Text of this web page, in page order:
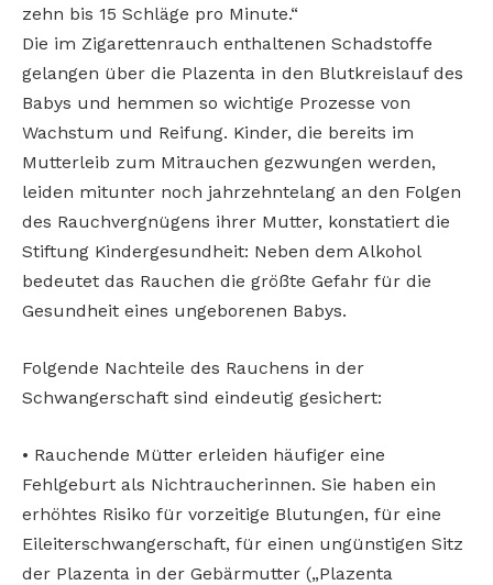
zehn bis 15 Schläge pro Minute.“
Die im Zigarettenrauch enthaltenen Schadstoffe
gelangen über die Plazenta in den Blutkreislauf des
Babys und hemmen so wichtige Prozesse von
Wachstum und Reifung. Kinder, die bereits im
Mutterleib zum Mitrauchen gezwungen werden,
leiden mitunter noch jahrzehntelang an den Folgen
des Rauchvergnügens ihrer Mutter, konstatiert die
Stiftung Kindergesundheit: Neben dem Alkohol
bedeutet das Rauchen die größte Gefahr für die
Gesundheit eines ungeborenen Babys.
Folgende Nachteile des Rauchens in der
Schwangerschaft sind eindeutig gesichert:
• Rauchende Mütter erleiden häufiger eine
Fehlgeburt als Nichtraucherinnen. Sie haben ein
erhöhtes Risiko für vorzeitige Blutungen, für eine
Eileiterschwangerschaft, für einen ungünstigen Sitz
der Plazenta in der Gebärmutter („Plazenta